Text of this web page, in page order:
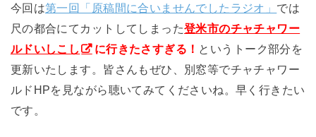
今回は第一回「原稿間に合いませんでしたラジオ」 では
尺の都合にてカットしてしまった登米市のチャチャワー
ルドいしこし
に行きたさすぎる！ というトーク部分を
更新いたします。皆さんもぜひ、別窓等でチャチャワー
ルドHPを見ながら聴いてみてくださいね。早く行きたい
です。